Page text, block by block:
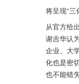
将呈现“三
从官方给
谢吉华认
企业、大
化也是密
也不能错